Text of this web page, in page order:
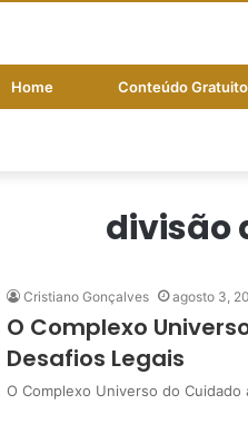
Home Conteúdo Gratuito
divisão
Cristiano Gonçalves agosto 3,
O Complexo
Desafios Legais
O Complexo Universo do